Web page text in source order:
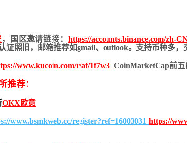
，国区邀请链接： https://accounts.binance.com/zh-
证照旧， 邮箱推荐如gmail、outlook。支持币种多，
www.kucoin.com/r/af/1f7w3 CoinMarketCap前五
推荐：
OKX欧意
www.bsmkweb.cc/register?ref=16003031https://